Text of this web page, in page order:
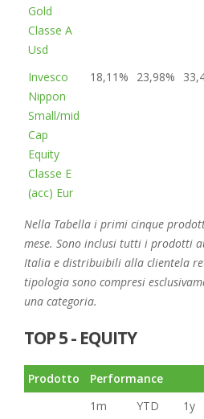
Gold
Classe A
Usd
Invesco
Nippon
Small/mid
Cap
Equity
Classe E
(acc) Eur
18,11% 23,98%
Nella Tabella i primi cinque
mese. Sono inclusi tutti i prodotti
Italia e distribuibili alla clientela
tipologia sono compresi
una categoria.
TOP 5 - EQUITY
Prodotto Performance
1m
YTD 1y